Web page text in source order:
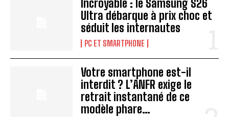
Incroyable : le Samsung S26
Ultra débarque à prix choc et
séduit les internautes
PC ET SMARTPHONE
Votre smartphone est-il
interdit ? L’ANFR exige le
retrait instantané de ce
modèle phare…